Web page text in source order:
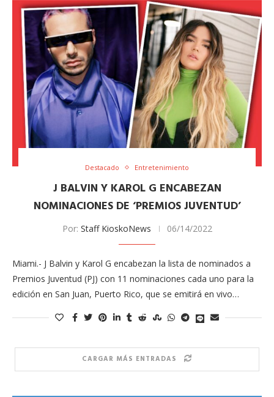
Destacado Entretenimiento
J BALVIN Y KAROL G ENCABEZAN
NOMINACIONES DE ‘PREMIOS JUVENTUD’
Por: Staff KioskoNews 06/14/2022
Miami.- J Balvin y Karol G encabezan la lista de nominados a
Premios Juventud (PJ) con 11 nominaciones cada uno para la
edición en San Juan, Puerto Rico, que se emitirá en vivo…
CARGAR MÁS ENTRADAS